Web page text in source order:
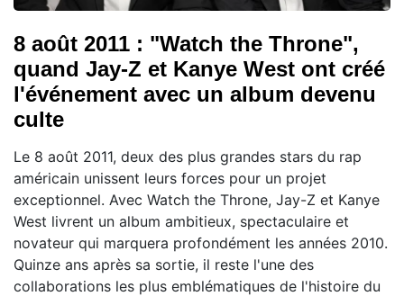
8 août 2011 : "Watch the Throne",
quand Jay-Z et Kanye West ont créé
l'événement avec un album devenu
culte
Le 8 août 2011, deux des plus grandes stars du rap
américain unissent leurs forces pour un projet
exceptionnel. Avec Watch the Throne, Jay-Z et Kanye
West livrent un album ambitieux, spectaculaire et
novateur qui marquera profondément les années 2010.
Quinze ans après sa sortie, il reste l'une des
collaborations les plus emblématiques de l'histoire du